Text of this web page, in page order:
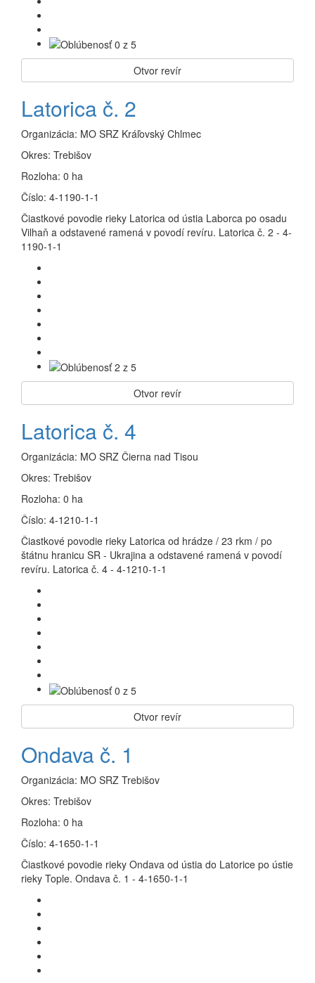
Otvor revír
Latorica č. 2
Organizácia: MO SRZ Kráľovský Chlmec
Okres: Trebišov
Rozloha: 0 ha
Číslo: 4-1190-1-1
Čiastkové povodie rieky Latorica od ústia Laborca po osadu
Vilhaň a odstavené ramená v povodí revíru. Latorica č. 2 - 4-
1190-1-1
Otvor revír
Latorica č. 4
Organizácia: MO SRZ Čierna nad Tisou
Okres: Trebišov
Rozloha: 0 ha
Číslo: 4-1210-1-1
Čiastkové povodie rieky Latorica od hrádze / 23 rkm / po
štátnu hranicu SR - Ukrajina a odstavené ramená v povodí
revíru. Latorica č. 4 - 4-1210-1-1
Otvor revír
Ondava č. 1
Organizácia: MO SRZ Trebišov
Okres: Trebišov
Rozloha: 0 ha
Číslo: 4-1650-1-1
Čiastkové povodie rieky Ondava od ústia do Latorice po ústie
rieky Tople. Ondava č. 1 - 4-1650-1-1